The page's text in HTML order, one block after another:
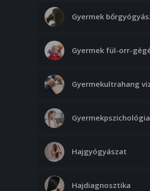
Gyermek
Gyermek fül-orr-
Gyermekultrahang
Gyermekpszichológia
Hajgyógyászat
Hajdiagnosztika